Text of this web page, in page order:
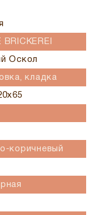
BRICKEREI
Оскол
кладка
коричневый